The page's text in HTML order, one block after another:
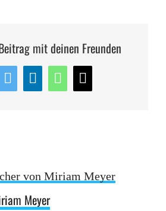
mit deinen Freunden
TwitterLinkedIn
WhatsApp
E-
Meyer